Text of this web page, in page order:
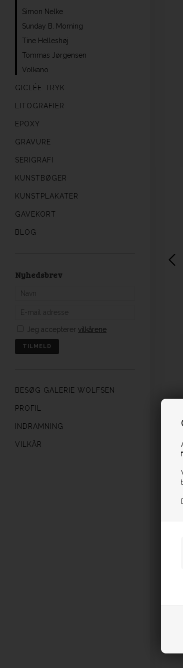
Simon Nelke
Sunday B. Morning
Tine Helleshøj
Tommas Jørgensen
Volkano
GICLÉE-TRYK
LITOGRAFIER
EPOXY
GRAVURE
SERIGRAFI
KUNSTBØGER
KUNSTPLAKATER
GAVEKORT
BLOG
Nyhedsbrev
Jeg accepterer vilkårene
BESØG GALERIE WOLFSEN
PROFIL
INDRAMNING
VILKÅR